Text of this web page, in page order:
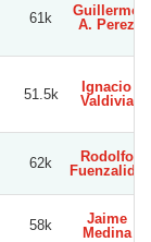
61k
Guillermo
A. Perez
51.5k
Ignacio
Valdivia
62k
Rodolfo
Fuenzalida
58k
Jaime
Medina